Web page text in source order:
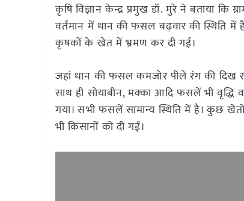
कृषि विज्ञान केन्द्र प्रमुख डॉ. मुरे ने बताया कि
वर्तमान में धान की फसल बढ़वार की स्थिति में
कृषकों के खेत में भ्रमण कर दी गई।
जहां धान की फसल कमजोर पीले रंग की दिख
साथ ही सोयाबीन, मक्का आदि फसलें भी वृद्धि
गया। सभी फसलें सामान्य स्थिति में है। कुछ
भी किसानों को दी गई।